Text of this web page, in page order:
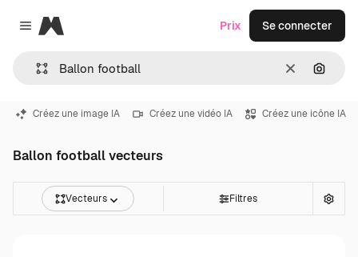
Close menu
Magnific
Effacer
Prix Se connecter
Créez une image IA Créez une vidéo IA Créez une icône IA
Ballon football vecteurs
Vecteurs Filtres